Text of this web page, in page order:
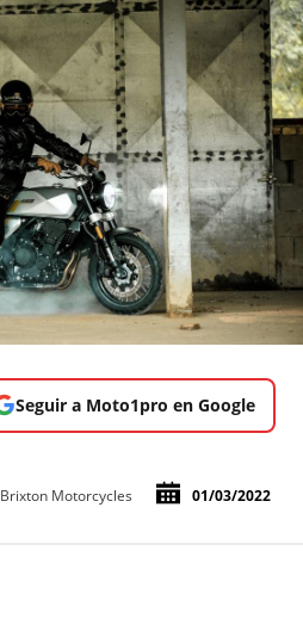
Seguir a Moto1pro en Google
Brixton Motorcycles 01/03/2022